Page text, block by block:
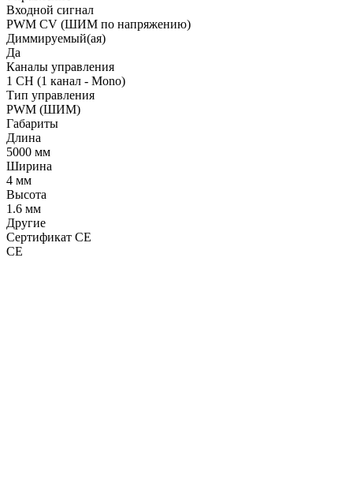
Входной сигнал
PWM СV (ШИМ по напряжению)
Диммируемый(ая)
Да
Каналы управления
1 CH (1 канал - Mono)
Тип управления
PWM (ШИМ)
Габариты
Длина
5000 мм
Ширина
4 мм
Высота
1.6 мм
Другие
Сертификат CE
CE